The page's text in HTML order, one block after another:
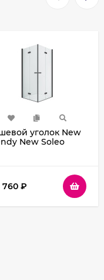
уголок New
New Soleo
прозрачное
760 ₽